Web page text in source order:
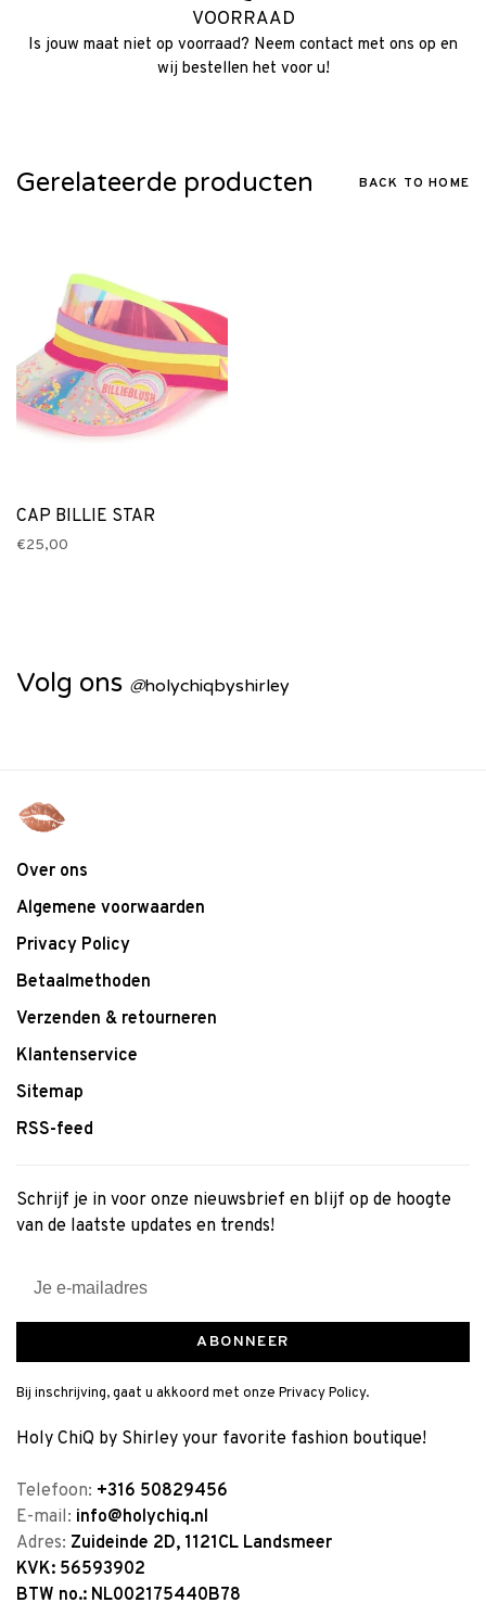
VOORRAAD
Is jouw maat niet op voorraad? Neem contact met ons op en
wij bestellen het voor u!
Gerelateerde producten BACK TO HOME
CAP BILLIE STAR
€25,00
Volg ons @holychiqbyshirley
Over ons
Algemene voorwaarden
Privacy Policy
Betaalmethoden
Verzenden & retourneren
Klantenservice
Sitemap
RSS-feed
Schrijf je in voor onze nieuwsbrief en blijf op de hoogte
van de laatste updates en trends!
ABONNEER
Bij inschrijving, gaat u akkoord met onze Privacy Policy.
Holy ChiQ by Shirley your favorite fashion boutique!
Telefoon: +316 50829456
E-mail: info@holychiq.nl
Adres: Zuideinde 2D, 1121CL Landsmeer
KVK: 56593902
BTW no.: NL002175440B78